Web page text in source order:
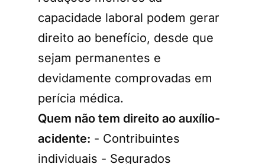
capacidade laboral podem gerar
direito ao benefício, desde que
sejam permanentes e
devidamente comprovadas em
perícia médica.
Quem não tem direito ao auxílio-
acidente: - Contribuintes
individuais - Segurados